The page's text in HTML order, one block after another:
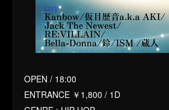
OPEN / 18:00
ENTRANCE ￥1,800 / 1D